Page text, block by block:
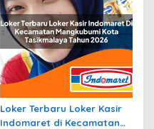
Loker Terbaru Loker Kasir
Indomaret di Kecamatan